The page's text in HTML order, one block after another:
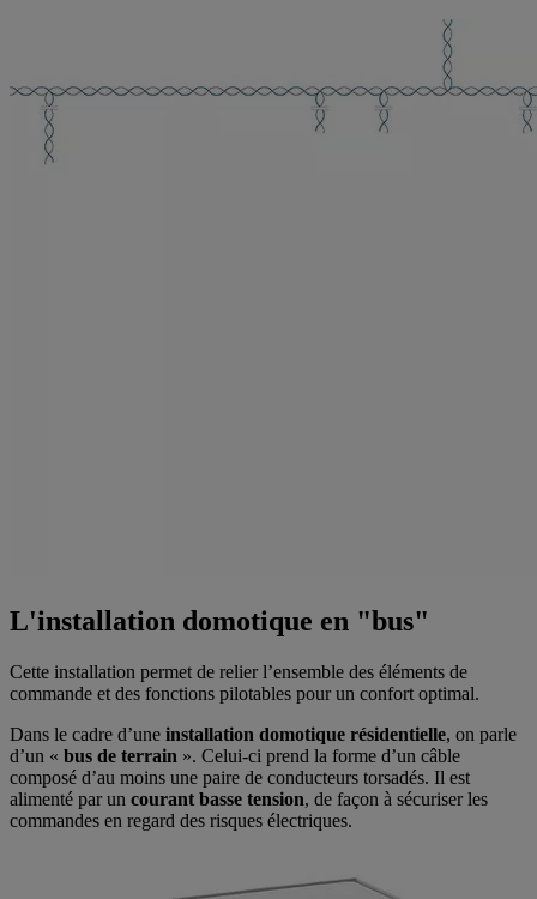
L'installation domotique en "bus"
Cette installation permet de relier l’ensemble des éléments de
commande et des fonctions pilotables pour un confort optimal.
Dans le cadre d’une installation domotique résidentielle, on parle
d’un « bus de terrain ». Celui-ci prend la forme d’un câble
composé d’au moins une paire de conducteurs torsadés. Il est
alimenté par un courant basse tension, de façon à sécuriser les
commandes en regard des risques électriques.